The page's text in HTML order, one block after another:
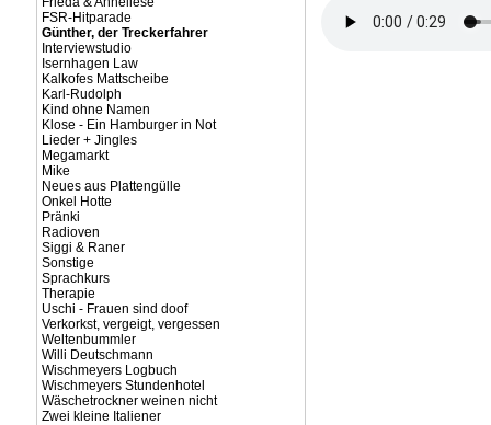
FSR-Hitparade
Günther, der Treckerfahrer
Interviewstudio
Isernhagen Law
Kalkofes Mattscheibe
Karl-Rudolph
Kind ohne Namen
Klose - Ein Hamburger in Not
Lieder + Jingles
Megamarkt
Mike
Neues aus Plattengülle
Onkel Hotte
Pränki
Radioven
Siggi & Raner
Sonstige
Sprachkurs
Therapie
Uschi - Frauen sind doof
Verkorkst, vergeigt, vergessen
Weltenbummler
Willi Deutschmann
Wischmeyers Logbuch
Wischmeyers Stundenhotel
Wäschetrockner weinen nicht
Zwei kleine Italiener